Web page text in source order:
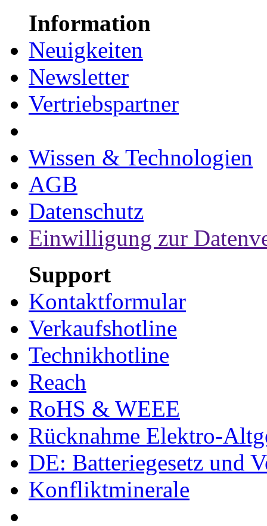
Information
Neuigkeiten
Newsletter
Vertriebspartner
Wissen & Technologien
AGB
Datenschutz
Einwilligung zur
Support
Kontaktformular
Verkaufshotline
Technikhotline
Reach
RoHS & WEEE
Rücknahme Elektro-
DE: Batteriegesetz und
Konfliktminerale